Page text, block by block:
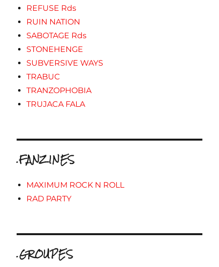
REFUSE Rds
RUIN NATION
SABOTAGE Rds
STONEHENGE
SUBVERSIVE WAYS
TRABUC
TRANZOPHOBIA
TRUJACA FALA
.FANZINES
MAXIMUM ROCK N ROLL
RAD PARTY
.GROUPES